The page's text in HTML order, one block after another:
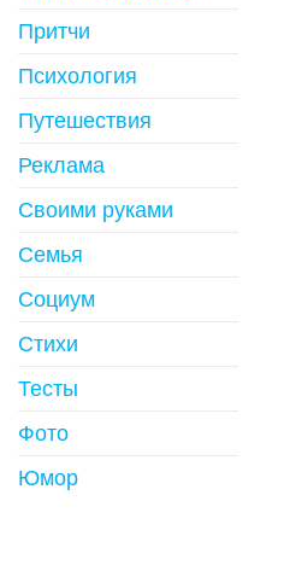
Притчи
Психология
Путешествия
Реклама
Своими руками
Семья
Социум
Стихи
Тесты
Фото
Юмор